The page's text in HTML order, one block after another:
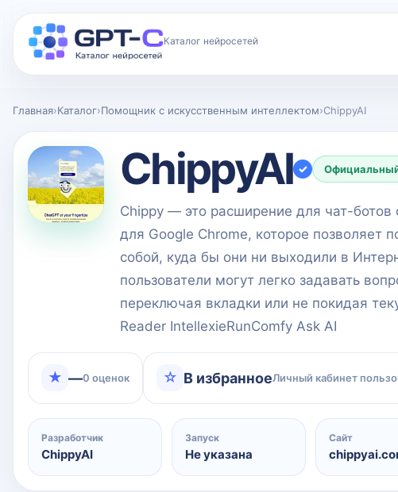
Каталог нейросетей
Главная›Каталог›Помощник с искусственным интеллектом›ChippyAI
ChippyAI ✓
Chippy — это расширение для чат-ботов
для Google Chrome, которое позволяет
собой, куда бы они ни выходили в
пользователи могут легко задавать
переключая вкладки или не покидая
Reader IntellexieRunComfy Ask AI
★ —0 оценок ☆ В избранноеЛичный кабинет
Разработчик
ChippyAI
Запуск
Не указана
Сайт